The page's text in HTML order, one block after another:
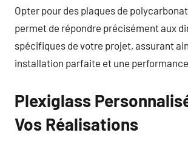
Opter pour des plaques de
permet de répondre précisément aux
spécifiques de votre projet, assurant
installation parfaite et une
Plexiglass
Vos Réalisations